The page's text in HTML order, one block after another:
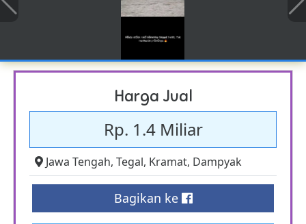
Harga Jual
Rp. 1.4 Miliar
Jawa Tengah, Tegal, Kramat, Dampyak
Bagikan ke